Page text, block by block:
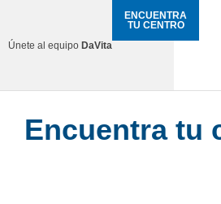
Únete al equipo DaVita
ENCUENTRA
TU CENTRO
Encuentra tu